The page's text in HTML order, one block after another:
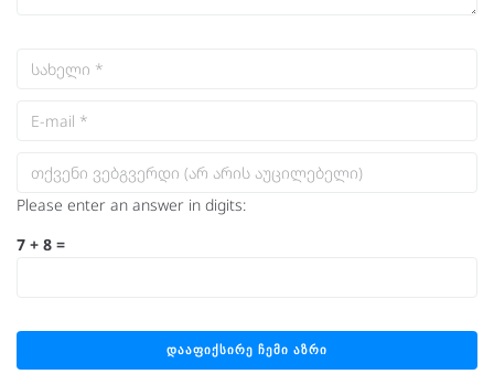
Please enter an answer in digits:
7 + 8 =